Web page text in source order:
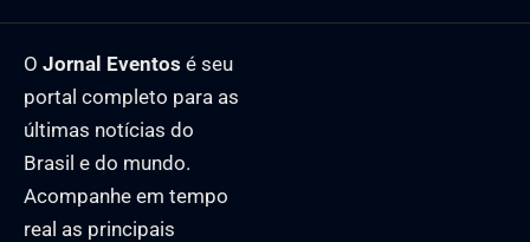
O Jornal Eventos é seu
portal completo para as
últimas notícias do
Brasil e do mundo.
Acompanhe em tempo
real as principais